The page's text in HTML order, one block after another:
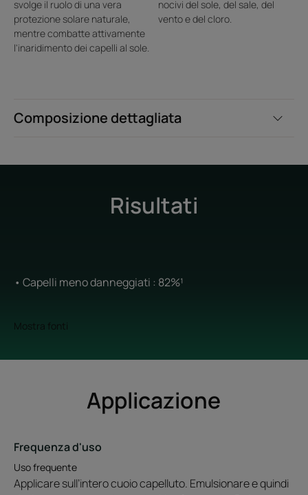
Composizione dettagliata
svolge il ruolo di una vera
protezione solare naturale,
mentre combatte attivamente
l'inaridimento dei capelli al sole.
nocivi del sole, del sale, del
vento e del cloro.
Risultati
• Capelli meno danneggiati : 82%¹
Mostra fonti
Applicazione
Frequenza d'uso
Uso frequente
Applicare sull’intero cuoio capelluto. Emulsionare e quindi